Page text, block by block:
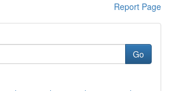
Report Page
Go